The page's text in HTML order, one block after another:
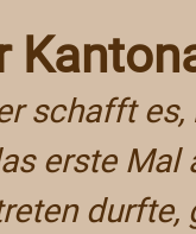
schafft
erste